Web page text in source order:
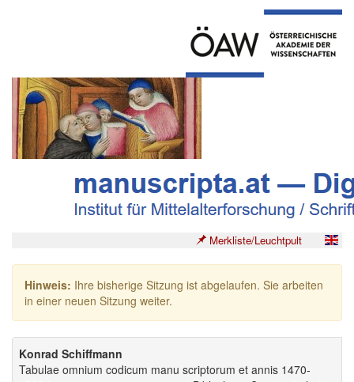
Merkliste/Leuchtpult
Hinweis: Ihre bisherige Sitzung ist abgelaufen. Sie arbeiten
in einer neuen Sitzung weiter.
Konrad Schiffmann
Tabulae omnium codicum manu scriptorum et annis 1470-